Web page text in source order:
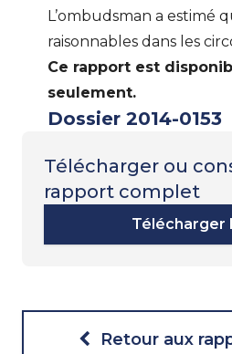
L’ombudsman a estimé
raisonnables dans les
Ce rapport est
seulement.
Dossier 2014-0153
Télécharger ou
rapport complet
Télécharger
Retour aux